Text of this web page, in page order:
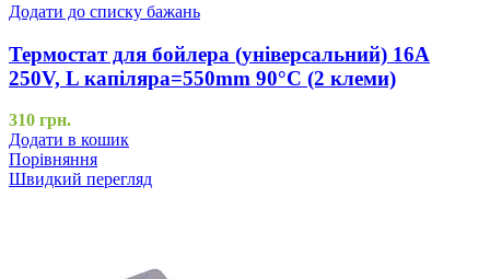
Додати до списку бажань
Термостат для бойлера (універсальний) 16A
250V, L капіляра=550mm 90°C (2 клеми)
310 грн.
Додати в кошик
Порівняння
Швидкий перегляд